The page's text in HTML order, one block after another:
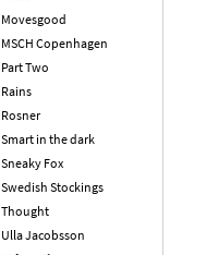
Movesgood
MSCH Copenhagen
Part Two
Rains
Rosner
Smart in the dark
Sneaky Fox
Swedish Stockings
Thought
Ulla Jacobsson